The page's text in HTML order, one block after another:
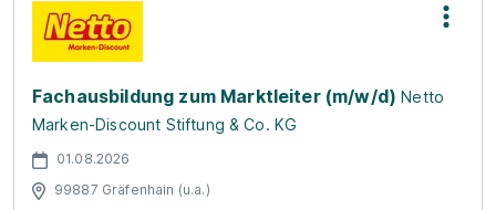
Fachausbildung zum Marktleiter (m/w/d) Netto
Marken-Discount Stiftung & Co. KG
01.08.2026
99887 Gräfenhain (u.a.)